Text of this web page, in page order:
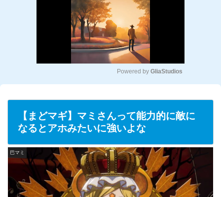
u
t
e
Powered by GliaStudios
【まどマギ】マミさんって能力的に敵に
なるとアホみたいに強いよな
巴マミ